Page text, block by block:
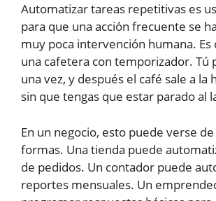
Automatizar tareas repetitivas es
para que una acción frecuente se
muy poca intervención humana.
una cafetera con temporizador. Tú
una vez, y después el café sale a la
sin que tengas que estar parado al
En un negocio, esto puede verse
formas. Una tienda puede
de pedidos. Un contador puede
reportes mensuales. Un